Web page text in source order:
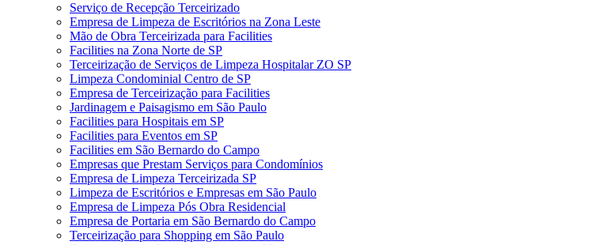
Serviço de Recepção Terceirizado
Empresa de Limpeza de Escritórios na Zona Leste
Mão de Obra Terceirizada para Facilities
Facilities na Zona Norte de SP
Terceirização de Serviços de Limpeza Hospitalar ZO SP
Limpeza Condominial Centro de SP
Empresa de Terceirização para Facilities
Jardinagem e Paisagismo em São Paulo
Facilities para Hospitais em SP
Facilities para Eventos em SP
Facilities em São Bernardo do Campo
Empresas que Prestam Serviços para Condomínios
Empresa de Limpeza Terceirizada SP
Limpeza de Escritórios e Empresas em São Paulo
Empresa de Limpeza Pós Obra Residencial
Empresa de Portaria em São Bernardo do Campo
Terceirização para Shopping em São Paulo